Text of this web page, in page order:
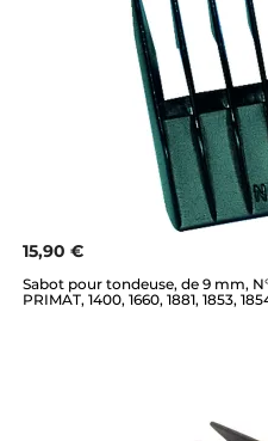
15,90 €
Sabot pour tondeuse, de 9 mm,
PRIMAT, 1400, 1660, 1881, 1853,